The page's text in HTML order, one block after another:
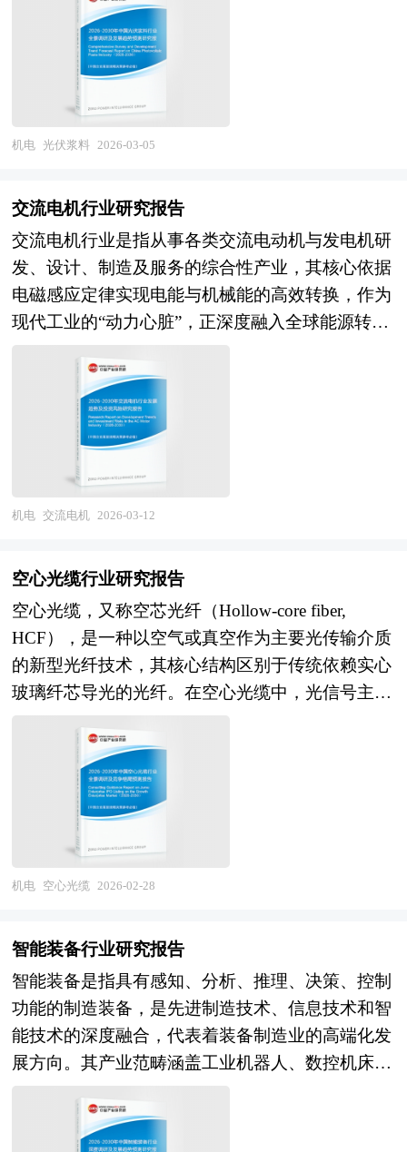
中，可行性研究是指对拟建项目有关的自然、社
会、经济、技术等进行调研、分析比较以及预测建
成后的社会经济效益。在此基础上，综合论证项目
建设的必要性，财务的盈利性，经济上的合理性，
技术上的先进性和适应性以及建设条件的可能性和
可行性，从而为投资决策提供科学依据。 投资可
报告和融资用可行性研究报告。审批核准用的可行
性研究报告侧重关注项目的社会经济效益和影响；
融资用报告侧重关注项目在经济上是否可行。具体
概括为：政府立项审批，产业扶持，银行贷款，融
资投资、投资建设、境外投资、上市融资、中外合
作，股份合作、组建公司、征用土地、申请高新技
术企业等各类可行性报告。 《2026-2030年版化工
装备项目可行性研究报告》由中研普华咨询公司领
衔撰写，依托中研普华庞大的细分市场数据库，在
大量周密的市场调研基础上，主要依据了国家统计
局、国家商务部、国家海关总署、化工装备相关行
业协会、中国行业研究网的基础信息，对我国化工
装备行业的供给与需求状况、市场格局与分布等多
项目投资可行性和未来发展前景进行了研判。通过
对项目的市场需求、资源供应、建设规模、工艺路
线、设备选型、环境影响、资金筹措、盈利能力等
方面的研究调查，在行业专家研究经验的基础上对
项目经济效益及社会效益进行科学预测，从而为客
及项目建设进程等咨询意见。
内外相关报刊杂志的基础信息以及LED专业研究单
位等公布和提供的大量资料。对我国LED的行业现
状、市场各类经营指标的情况、重点企业状况、区
域市场发展情况等内容进行详细的阐述和深入的分
析，着重对LED业务的发展进行详尽深入的分析，
产业规划专项研究报告》由中研产业规划院领衔制
作，精英专家团队在上千个重大项目积累了宝贵经
验，为项目成功落地保驾护航。中研产业规划院率
先在业内提出“全流程一体化”综合解决方案，提供
从前期拿地策划、定位策划、概念规划、空间规
划、总体规划、城市设计、建筑设计、景观设计、
IP设计、商业模式设计、招商、投资、运营等一系
列咨询服务。 中研普华通过对LED行业长期跟踪
监测，分析LED行业需求、供给、经营特性、获取
能力、产业链和价值链等多方面的内容，整合行
业、市场、企业、用户等多层面数据和信息资源，
为客户提供深度的LED行业研究报告，以专业的研
值和投资机会，规避经营风险，提高管理和运营能
力。LED行业报告是从事LED行业投资之前，对
LED行业相关各种因素进行具体调查、研究、分
析，评估项目可行性、效果效益程度，提出建设性
意见建议对策等，为LED行业投资决策者和主管机
识为主要内容，重在研究LED行业本质及规律性认
识的研究。LED行业研究报告持续提供高价值服
务，是企业了解各行业当前最新发展动向、把握市
场机会、做出正确投资和明确企业发展方向不可多
得的精品资料。 本研究咨询报告由中研普华咨询
公司领衔撰写，在大量周密的市场调研基础上，主
关总署、全国商业信息中心、中国经济景气监测中
心、中国行业研究网、国内外相关报刊杂志的基础
信息以及LED专业研究单位等公布和提供的大量资
料。对我国LED的行业现状、市场各类经营指标的
情况、重点企业状况、区域市场发展情况等内容进
展进行详尽深入的分析，并根据LED行业的政策经
济发展环境对LED行业潜在的风险和防范建议进行
在问题与行业发展的症结所在，评估行业投资价
值、效果效益程度，提出建设性意见建议，为行业
投资决策者和企业经营者提供参考依据。 本研究
咨询报告由中研普华咨询公司领衔撰写，在大量周
密的市场调研基础上，主要依据了国家统计局、国
家商务部、国家发改委、国家经济信息中心、国务
心、中国经济景气监测中心、中国行业研究网、全
国及海外多种相关报纸杂志的基础信息等公布和提
供的大量资料和数据，客观、多角度地对中国智能
门锁市场进行了分析研究。报告在总结中国智能门
锁行业发展历程的基础上，结合新时期的各方面因
审慎的预测论证。报告资料详实，图表丰富，既有
深入的分析，又有直观的比较，为智能门锁企业在
激烈的市场竞争中洞察先机，能准确及时的针对自
身环境调整经营策略。
光伏浆料的技术性能直接决定电池片的转换效率、
串联电阻和长期可靠性，其成本占比在电池片非硅
成本中居于首位。从材料体系看，光伏银浆由高纯
度银粉、玻璃粉、有机载体及功能性添加剂组成，
其中银粉粒度分布、形貌特征和表面性质，玻璃粉
的软化温度、腐蚀特性，以及有机载体的流变性能
能。随着光伏电池技术从P型PERC向N型
料正从传统的标准化产品向定制化、高性能化方向
演进，低银化、无银化技术成为行业长期探索的重
要方向。 当前，我国光伏浆料产业已实现从进口
依赖到自主可控的重大转变，正处于技术迭代加速
与竞争格局重塑的关键阶段。在市场格局方面，国
产浆料凭借性价比优势和快速响应能力，在P型
PERC电池领域占据绝对主导地位，但在N型高效
电池用高端浆料领域，国际巨头仍保持一定技术领
先优势，国内头部企业通过持续研发投入正在快速
追赶；在技术能力方面，国产浆料在细线印刷、低
接触电阻、高焊接拉力等关键性能指标上取得显著
型金属化技术的导入对浆料配方体系提出全新要
求，银包铜、电镀铜等降银技术进入中试验证阶
段；在供应链方面，我国已建立起较为完整的银
粉、玻璃粉、有机载体配套体系，但高端片状银
粉、特殊功能玻璃粉仍部分依赖进口，银浆企业向
型技术路线分化带来的产品迭代风险、白银价格波
动对成本管控的压力、电池片企业垂直整合带来的
客户结构变化，以及国际贸易摩擦对海外供应链布
局的要求等多重挑战。 展望未来，光伏浆料行业
的发展将深度嵌入光伏产业降本增效与技术迭代的
主旋律，呈现出"高性能化、低银化、多元化、全
发展，HJT电池用低温银浆及银包铜浆料的可靠性
验证与规模化应用将取得突破，BC电池用高精度
定位浆料和XBC技术配套浆料将成为差异化竞争焦
点，铜电镀金属化技术若实现产业化将对传统银浆
体系形成颠覆性替代；在成本优化层面，银包铜粉
体替代比例提升、丝网开口细线化、钢板印刷技术
应用等将推动单片银耗持续下降，浆料企业的一体
机电 光伏浆料 2026-03-05
交流电机行业研究报告
交流电机行业是指从事各类交流电动机与发电机研
发、设计、制造及服务的综合性产业，其核心依据
电磁感应定律实现电能与机械能的高效转换，作为
现代工业的“动力心脏”，正深度融入全球能源转型
增长的带动下，高压快充平台与 800V 架构对电机
绝缘、电磁设计及功率密度提出全新挑战，促使行
业从单一部件销售向“机电驱控”系统集成转型，构
建起涵盖 SiC 应用、热管理及智能电控的完整生态
链。 随着物联网、大数据与 AI 技术的深度渗透，
具备自感知、自诊断功能的智能电机正重构商业模
于工业、交通、家电等传统场景，更在风电、光伏
交流电机制造行业正依托完善的产业链配套与技术
创新能力，加速突破高端材料国产替代与“卡脖
子”工艺，致力于在全球供应链重构中占据价值链
高端，推动产业向绿色化、数字化、高端化全面跃
升，为经济社会高质量发展提供强劲的绿色动能。
本研究咨询报告由中研普华咨询公司领衔撰写，在
大量周密的市场调研基础上，主要依据了国家统计
局、国家商务部、国家发改委、国家经济信息中
心、国务院发展研究中心、国家海关总署、全国商
业信息中心、中国经济景气监测中心、中国行业研
究网以及国内外多种相关报刊杂志媒体提供的最新
况进行了深入透彻地分析，对我国行业市场情况、
技术现状、供需形势作了详尽研究，重点分析了国
内外重点企业、行业发展趋势以及行业投资情况，
报告还对交流电机下游行业的发展进行了探讨，是
交流电机及相关企业、投资部门、研究机构准确了
方向，为企业经营决策提供重要参考的依据。
机电 交流电机 2026-03-12
空心光缆行业研究报告
空心光缆，又称空芯光纤（Hollow-core fiber,
HCF），是一种以空气或真空作为主要光传输介质
的新型光纤技术，其核心结构区别于传统依赖实心
玻璃纤芯导光的光纤。在空心光缆中，光信号主要
有特定周期性排列的微孔玻璃结构所包围，形成一
种光子晶体光纤（PCF）的变体。这种设计通过光
子带隙效应或反谐振效应，将光有效限制在空气芯
中传输，从而突破了传统玻璃介质对光速、损耗和
非线性效应的物理限制。 由于光在空气中的折射
率远低于石英玻璃，光信号在空心光缆中的传播速
向时延可从传统光纤的约5μs/km降至3.46μs/km，
低非线性效应，其非线性系数比传统光纤低3至4个
数量级，使得高功率光信号传输时不易产生畸变或
损伤，极大提升了系统的功率承载能力与传输稳定
性。在损耗控制方面，当前实验室最先进的空心光
缆已实现低于0.11dB/km的衰减水平，接近甚至优
于现有玻芯光纤的0.14dB/km理论极限，且理论最
机电 空心光缆 2026-02-28
智能装备行业研究报告
智能装备是指具有感知、分析、推理、决策、控制
功能的制造装备，是先进制造技术、信息技术和智
能技术的深度融合，代表着装备制造业的高端化发
展方向。其产业范畴涵盖工业机器人、数控机床、
能纺织机械、智能农业机械及重大技术装备智能化
升级等多元领域，涉及机械工程、自动控制、人工